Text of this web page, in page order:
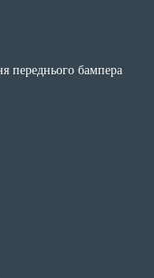
переднього бампера